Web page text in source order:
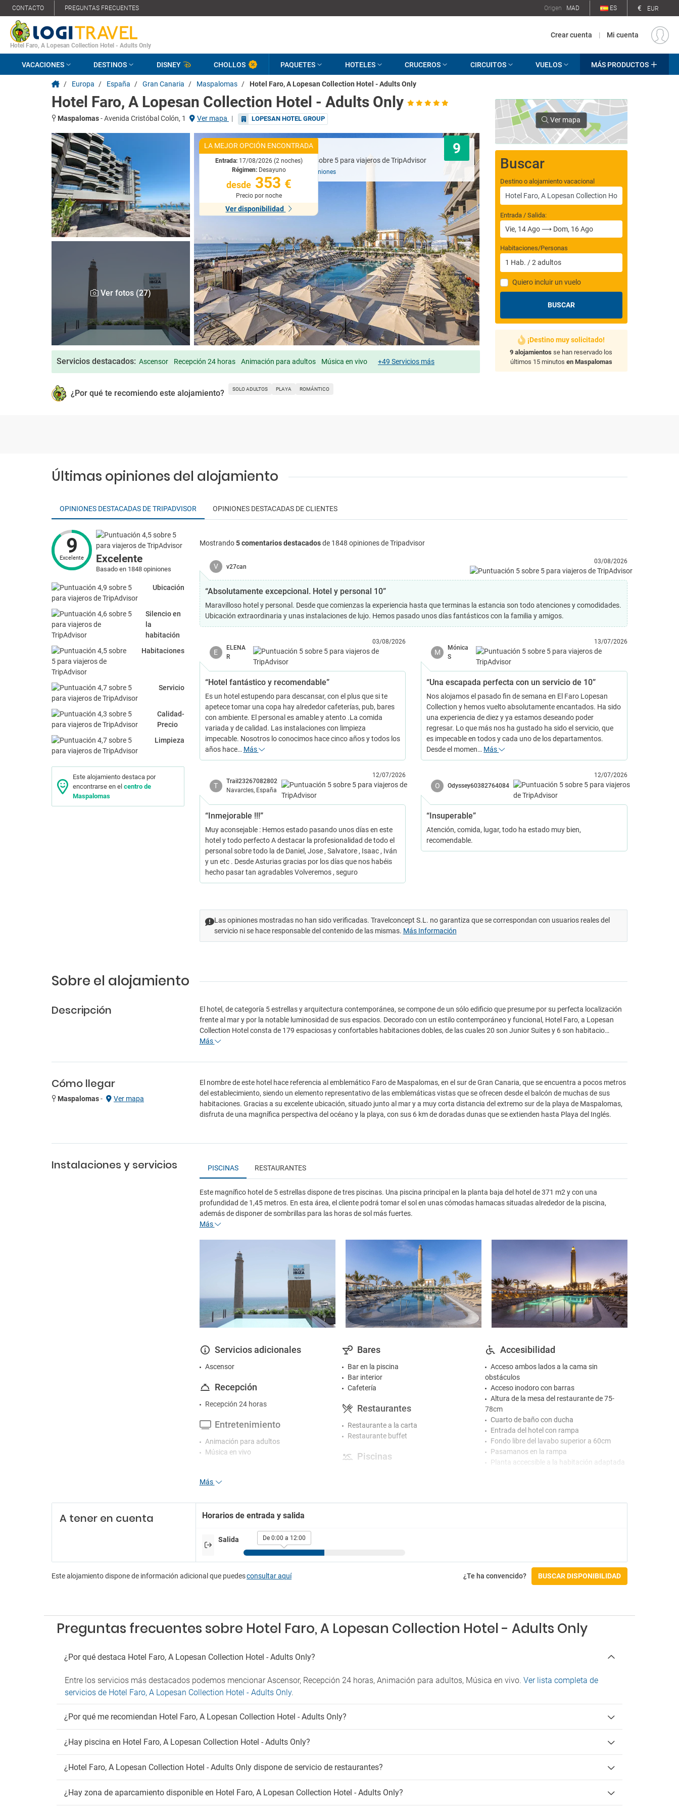
CONTACTO PREGUNTAS FRECUENTES Origen MAD ES € EUR
Hotel Faro, A Lopesan Collection Hotel - Adults Only
Crear cuenta | Mi cuenta
VACACIONES DESTINOS DISNEY CHOLLOS PAQUETES HOTELES CRUCEROS CIRCUITOS VUELOS MÁS PRODUCTOS
/ Europa / España / Gran Canaria / Maspalomas / Hotel Faro, A Lopesan Collection Hotel - Adults Only
Hotel Faro, A Lopesan Collection Hotel - Adults Only
Maspalomas-Avenida Cristóbal Colón, 1 Ver mapa | LOPESAN HOTEL GROUP
Ver fotos (27)
Excelente 9
Basado en 1848 opiniones
LA MEJOR OPCIÓN ENCONTRADA
Entrada: 17/08/2026 (2 noches)
Régimen: Desayuno
desde 353 €
Precio por noche
Ver disponibilidad
Servicios destacados: Ascensor Recepción 24 horas Animación para adultos Música en vivo +49 Servicios más
¿Por qué te recomiendo este alojamiento? SOLO ADULTOS PLAYA ROMÁNTICO
Ver mapa
Buscar
Destino o alojamiento vacacional
Entrada / Salida:
Habitaciones/Personas
1 Hab. /2 adultos
Quiero incluir un vuelo
BUSCAR
¡Destino muy solicitado!
9 alojamientos se han reservado los
últimos 15 minutos en Maspalomas
Últimas opiniones del alojamiento
OPINIONES DESTACADAS DE TRIPADVISOR OPINIONES DESTACADAS DE CLIENTES
9
Excelente Excelente
Basado en 1848 opiniones
Ubicación
Silencio en
la
habitación
Habitaciones
Servicio
Calidad-
Precio
Limpieza
Este alojamiento destaca por
encontrarse en el centro de
Maspalomas
Mostrando5 comentarios destacadosde 1848 opiniones de Tripadvisor
V v27can
03/08/2026
“Absolutamente excepcional. Hotel y personal 10”
Maravilloso hotel y personal. Desde que comienzas la experiencia hasta que terminas la estancia son todo atenciones y comodidades.
Ubicación extraordinaria y unas instalaciones de lujo. Hemos pasado unos días fantásticos con la familia y amigos.
E
ELENA
R
03/08/2026
“Hotel fantástico y recomendable”
Es un hotel estupendo para descansar, con el plus que si te
apetece tomar una copa hay alrededor cafeterías, pub, bares
con ambiente. El personal es amable y atento .La comida
variada y de calidad. Las instalaciones con limpieza
impecable. Nosotros lo conocimos hace cinco años y todos los
años hace… Más
M
Mónica
S
13/07/2026
“Una escapada perfecta con un servicio de 10”
Nos alojamos el pasado fin de semana en El Faro Lopesan
Collection y hemos vuelto absolutamente encantados. Ha sido
una experiencia de diez y ya estamos deseando poder
regresar. Lo que más nos ha gustado ha sido el servicio, que
es impecable en todos y cada uno de los departamentos.
Desde el momen… Más
T
Trail23267082802
Navarcles, España
12/07/2026
“Inmejorable !!!”
Muy aconsejable : Hemos estado pasando unos días en este
hotel y todo perfecto A destacar la profesionalidad de todo el
personal sobre todo la de Daniel, Jose , Salvatore , Isaac , Iván
y un etc . Desde Asturias gracias por los días que nos habéis
hecho pasar tan agradables Volveremos , seguro
O Odyssey60382764084
12/07/2026
“Insuperable”
Atención, comida, lugar, todo ha estado muy bien,
recomendable.
Las opiniones mostradas no han sido verificadas. Travelconcept S.L. no garantiza que se correspondan con usuarios reales del
servicio ni se hace responsable del contenido de las mismas. Más Información
Sobre el alojamiento
Descripción
El hotel, de categoría 5 estrellas y arquitectura contemporánea, se compone de un sólo edificio que presume por su perfecta localización
frente al mar y por la notable luminosidad de sus espacios. Decorado con un estilo contemporáneo y funcional, Hotel Faro, a Lopesan
Collection Hotel consta de 179 espaciosas y confortables habitaciones dobles, de las cuales 20 son Junior Suites y 6 son habitacio…
Más
Cómo llegar
Maspalomas- Ver mapa
El nombre de este hotel hace referencia al emblemático Faro de Maspalomas, en el sur de Gran Canaria, que se encuentra a pocos metros
del establecimiento, siendo un elemento representativo de las emblemáticas vistas que se ofrecen desde el balcón de muchas de sus
habitaciones. Gracias a su excelente ubicación, situado junto al mar y a muy corta distancia del extremo sur de la playa de Maspalomas,
disfruta de una magnífica perspectiva del océano y la playa, con sus 6 km de doradas dunas que se extienden hasta Playa del Inglés.
Instalaciones y servicios PISCINAS RESTAURANTES
Este magnífico hotel de 5 estrellas dispone de tres piscinas. Una piscina principal en la planta baja del hotel de 371 m2 y con una
profundidad de 1,45 metros. En esta área, el cliente podrá tomar el sol en unas cómodas hamacas situadas alrededor de la piscina,
además de disponer de sombrillas para las horas de sol más fuertes.
Más
Servicios adicionales
Ascensor
Recepción
Recepción 24 horas
Entretenimiento
Animación para adultos
Música en vivo
Transporte shuttle
Traslado al campo de golf
Wifi gratis
Servicio de habitaciones
Solarium
Bares
Bar en la piscina
Bar interior
Cafetería
Restaurantes
Restaurante a la carta
Restaurante buffet
Piscinas
Gimnasio y SPA
Accesibilidad
obstáculos
Acceso inodoro con barras
78cm
Cuarto de baño con ducha
Entrada del hotel con rampa
Fondo libre del lavabo superior a 60cm
Pasamanos en la rampa
Planta accecsible a la habitación adaptada
Restaurante con inodoro en zonas
Suelo de ducha con antideslizante
Suelo ducha al mismo nivel del suelo baño
Check-in/Check-out
Más
A tener en cuenta Horarios de entrada y salida
Salida De 0:00 a 12:00
Este alojamiento dispone de información adicional que puedesconsultar aquí ¿Te ha convencido? BUSCAR DISPONIBILIDAD
Preguntas frecuentes sobre Hotel Faro, A Lopesan Collection Hotel - Adults Only
¿Por qué destaca Hotel Faro, A Lopesan Collection Hotel - Adults Only?
Entre los servicios más destacados podemos mencionar Ascensor, Recepción 24 horas, Animación para adultos, Música en vivo. Ver lista completa de
servicios de Hotel Faro, A Lopesan Collection Hotel - Adults Only.
¿Por qué me recomiendan Hotel Faro, A Lopesan Collection Hotel - Adults Only?
¿Hay piscina en Hotel Faro, A Lopesan Collection Hotel - Adults Only?
¿Hotel Faro, A Lopesan Collection Hotel - Adults Only dispone de servicio de restaurantes?
¿Hay zona de aparcamiento disponible en Hotel Faro, A Lopesan Collection Hotel - Adults Only?